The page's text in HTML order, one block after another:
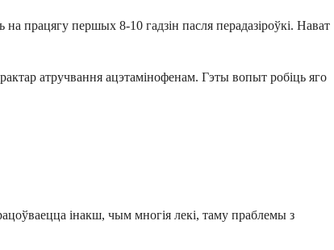
працягу першых 8-10 гадзін пасля перадазіроўкі. Нават
атручвання ацэтамінофенам. Гэты вопыт робіць яго
інакш, чым многія лекі, таму праблемы з